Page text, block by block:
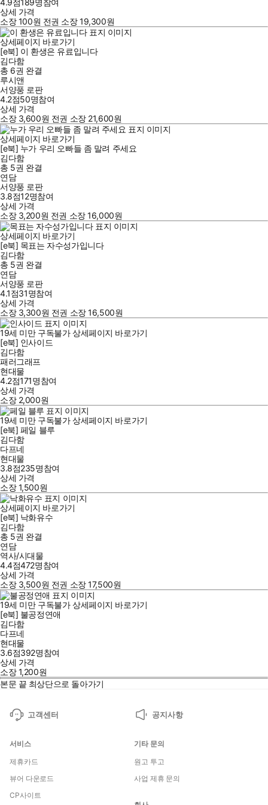
4.9점189명참여
상세 가격
소장100원 전권 소장19,300원
상세페이지 바로가기
[e북] 이 환생은 유료입니다
김다함
총 6권 완결
루시앤
서양풍 로판
4.2점50명참여
상세 가격
소장 3,600원 전권 소장 21,600원
상세페이지 바로가기
[e북] 누가 우리 오빠들 좀 말려 주세요
김다함
총 5권 완결
연담
서양풍 로판
3.8점12명참여
상세 가격
소장 3,200원 전권 소장16,000원
상세페이지 바로가기
[e북] 목표는 자수성가입니다
김다함
총 5권 완결
연담
서양풍 로판
4.1점31명참여
상세 가격
소장 3,300원 전권 소장16,500원
19세 미만 구독불가 상세페이지 바로가기
[e북] 인사이드
김다함
패러그래프
현대물
4.2점171명참여
상세 가격
소장 2,000원
19세 미만 구독불가 상세페이지 바로가기
[e북] 페일 블루
김다함
다프네
현대물
3.8점235명참여
상세 가격
소장1,500원
상세페이지 바로가기
[e북] 낙화유수
김다함
총 5권 완결
연담
역사/시대물
4.4점472명참여
상세 가격
소장 3,500원 전권 소장17,500원
19세 미만 구독불가 상세페이지 바로가기
[e북] 불공정연애
김다함
다프네
현대물
3.6점392명참여
상세 가격
소장1,200원
본문 끝 최상단으로 돌아가기
고객센터 공지사항
서비스
제휴카드
뷰어 다운로드
CP사이트
기타 문의
원고 투고
사업 제휴 문의